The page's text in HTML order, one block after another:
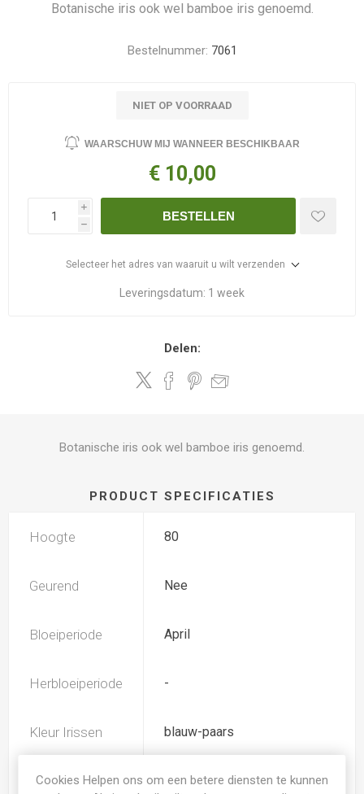
Botanische iris ook wel bamboe iris genoemd.
Bestelnummer: 7061
NIET OP VOORRAAD
WAARSCHUW MIJ WANNEER BESCHIKBAAR
€ 10,00
i
h
BESTELLEN
Selecteer het adres van waaruit u wilt verzenden
Leveringsdatum: 1 week
Delen:
Botanische iris ook wel bamboe iris genoemd.
PRODUCT SPECIFICATIES
Hoogte 80
Geurend Nee
Bloeiperiode April
Herbloeiperiode -
Kleur Irissen blauw-paars
Iris type -
Cookies Helpen ons om een betere diensten te kunnen